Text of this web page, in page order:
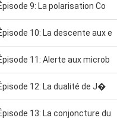
9: La polarisation Co
10: La descente aux e
11: Alerte aux microb
12: La dualité de J�
13: La conjoncture du